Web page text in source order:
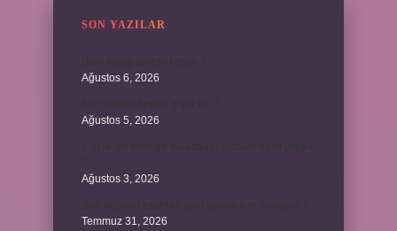
SON YAZILAR
Ağustos 6, 2026
Ağustos 5, 2026
Ağustos 3, 2026
Temmuz 31, 2026